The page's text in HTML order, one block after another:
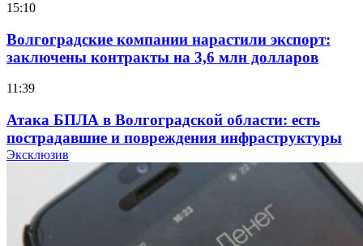
15:10
Волгоградские компании нарастили экспорт:
заключены контракты на 3,6 млн долларов
11:39
Атака БПЛА в Волгоградской области: есть
пострадавшие и повреждения инфраструктуры
Волгоградские вузы в топе зарплатного
рейтинга: ВолгГТУ и ВолгГМУ вошли в топ‑15
для химической отрасли и фармацевтики
Эксклюзив